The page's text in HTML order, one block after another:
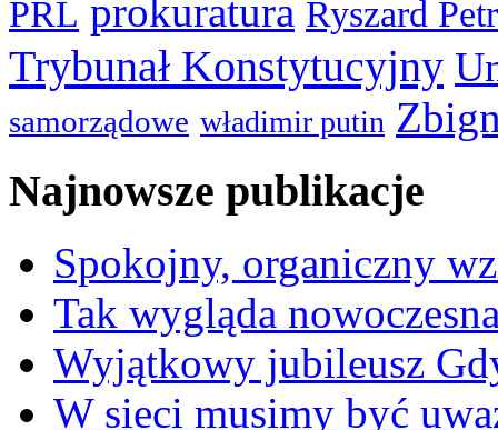
PRL prokuratura Ryszard
Trybunał Konstytucyjny
samorządowe władimir putin
Najnowsze publikacje
Spokojny, organiczny
Tak wygląda
Wyjątkowy jubileusz
W sieci musimy być